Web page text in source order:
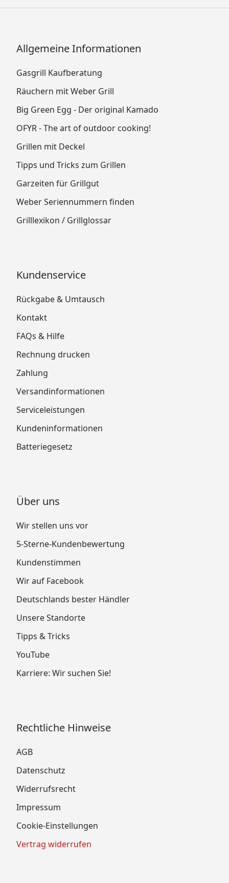
Allgemeine Informationen
Gasgrill Kaufberatung
Räuchern mit Weber Grill
Big Green Egg - Der original Kamado
OFYR - The art of outdoor cooking!
Grillen mit Deckel
Tipps und Tricks zum Grillen
Garzeiten für Grillgut
Weber Seriennummern finden
Grilllexikon / Grillglossar
Kundenservice
Rückgabe & Umtausch
Kontakt
FAQs & Hilfe
Rechnung drucken
Zahlung
Versandinformationen
Serviceleistungen
Kundeninformationen
Batteriegesetz
Über uns
Wir stellen uns vor
5-Sterne-Kundenbewertung
Kundenstimmen
Wir auf Facebook
Deutschlands bester Händler
Unsere Standorte
Tipps & Tricks
YouTube
Karriere: Wir suchen Sie!
Rechtliche Hinweise
AGB
Datenschutz
Widerrufsrecht
Impressum
Cookie-Einstellungen
Vertrag widerrufen